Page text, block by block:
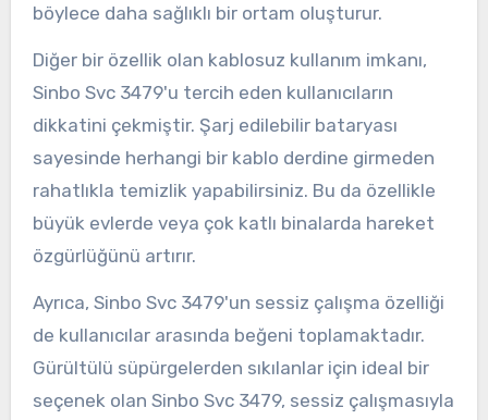
böylece daha sağlıklı bir ortam oluşturur.
Diğer bir özellik olan kablosuz kullanım imkanı,
Sinbo Svc 3479'u tercih eden kullanıcıların
dikkatini çekmiştir. Şarj edilebilir bataryası
sayesinde herhangi bir kablo derdine girmeden
rahatlıkla temizlik yapabilirsiniz. Bu da özellikle
büyük evlerde veya çok katlı binalarda hareket
özgürlüğünü artırır.
Ayrıca, Sinbo Svc 3479'un sessiz çalışma özelliği
de kullanıcılar arasında beğeni toplamaktadır.
Gürültülü süpürgelerden sıkılanlar için ideal bir
seçenek olan Sinbo Svc 3479, sessiz çalışmasıyla